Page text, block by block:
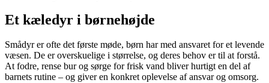
Et kæledyr i børnehøjde
Smådyr er ofte det første møde, børn har med ansvaret for et levende
væsen. De er overskuelige i størrelse, og deres behov er til at forstå.
At fodre, rense bur og sørge for frisk vand bliver hurtigt en del af
barnets rutine – og giver en konkret oplevelse af ansvar og omsorg.